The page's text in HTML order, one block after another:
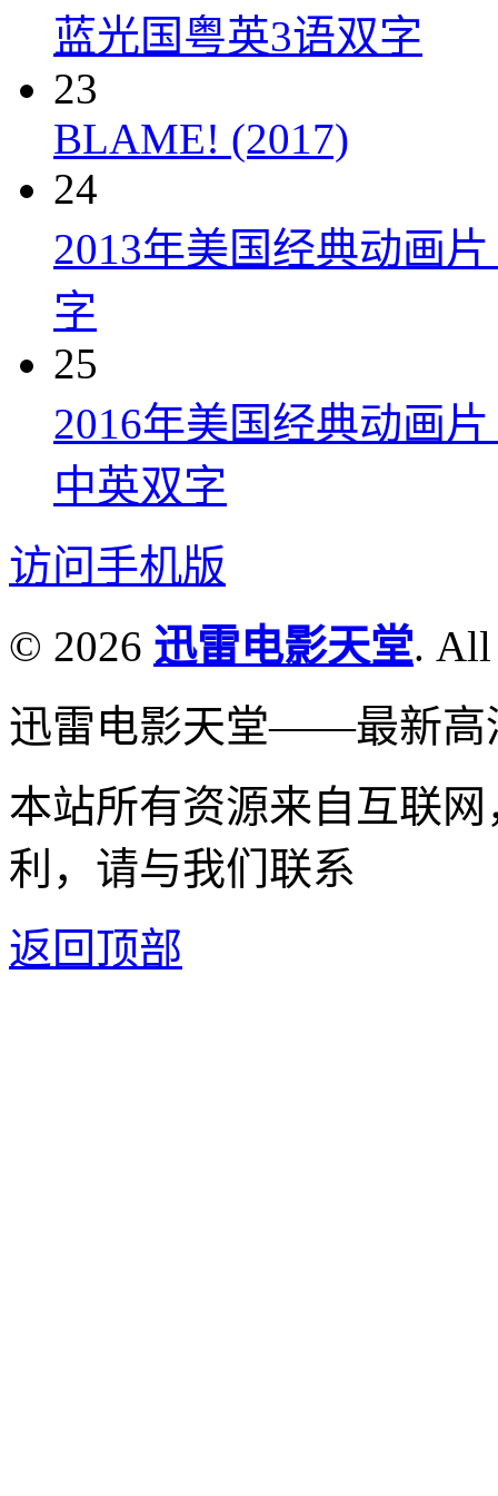
蓝光国粤英3语双字
23
BLAME! (2017)
24
2013年美国经典动画
字
25
2016年美国经典动画
中英双字
访问手机版
© 2026 迅雷电影天堂. All
迅雷电影天堂——最新高
本站所有资源来自互联
利，请与我们联系
返回顶部